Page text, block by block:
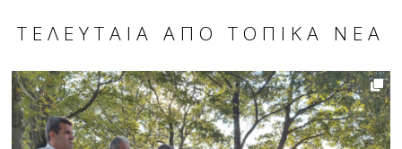
ΤΕΛΕΥΤΑΊΑ ΑΠΌ ΤΟΠΙΚΆ ΝΈΑ